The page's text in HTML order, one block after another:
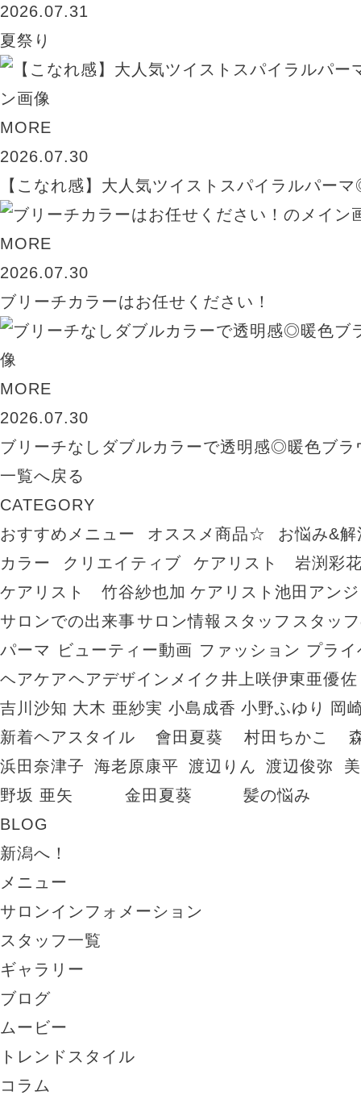
2026.07.31
夏祭り
MORE
2026.07.30
【こなれ感】大人気ツイストスパイラルパー
MORE
2026.07.30
ブリーチカラーはお任せください！
MORE
2026.07.30
ブリーチなしダブルカラーで透明感◎暖色ブラ
一覧へ戻る
CATEGORY
おすすめメニュー
オススメ商品☆
お悩み&解
カラー
クリエイティブ
ケアリスト 岩渕彩
ケアリスト 竹谷紗也加 ケアリスト池田アン
サロンでの出来事サロン情報 スタッフ スタッ
パーマ
ビューティー動画 ファッション プラ
ヘアケアヘアデザイン メイク 井上咲伊東亜優
吉川沙知 大木 亜紗実 小島成香 小野ふゆり
岡
新着ヘアスタイル
會田夏葵 村田ちかこ
浜田奈津子
海老原康平 渡辺りん 渡辺俊弥
野坂 亜矢
金田夏葵
髪の悩み
BLOG
新潟へ！
メニュー
サロンインフォメーション
スタッフ一覧
ギャラリー
ブログ
ムービー
トレンドスタイル
コラム